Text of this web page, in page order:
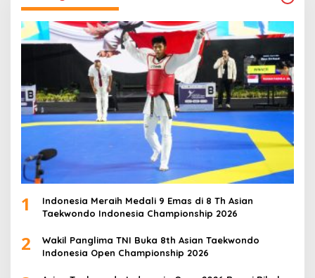
1
Indonesia Meraih Medali 9 Emas di 8 Th Asian
Taekwondo Indonesia Championship 2026
2
Wakil Panglima TNI Buka 8th Asian Taekwondo
Indonesia Open Championship 2026